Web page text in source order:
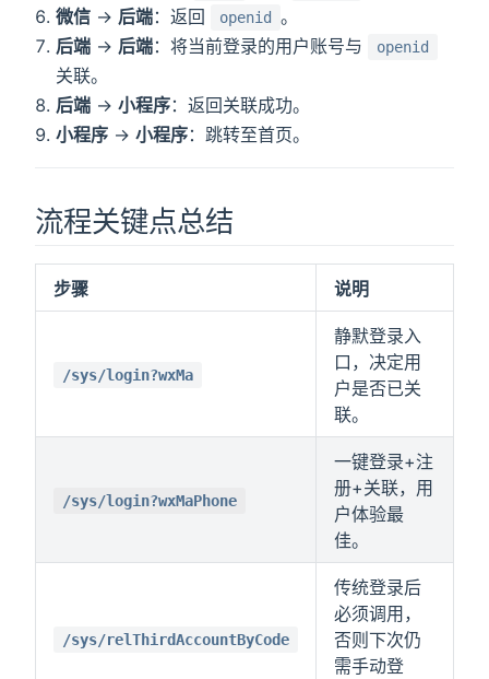
微信 → 后端：返回 openid
。
后端 → 后端：将当前登录的用户账号与 openid
关联。
后端 →小程序：返回关联成功。
小程序 →小程序：跳转至首页。
流程关键点总结
步骤 说明
/sys/login?wxMa
静默登录入
口，决定用
户是否已关
联。
/sys/login?wxMaPhone
一键登录+注
册+关联，用
户体验最
佳。
/sys/relThirdAccountByCode
传统登录后
必须调用，
否则下次仍
需手动登